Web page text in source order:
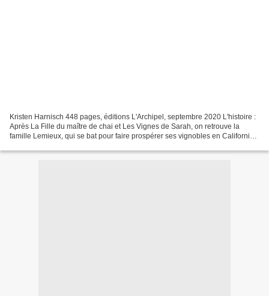
Kristen Harnisch 448 pages, éditions L'Archipel, septembre 2020 L'histoire :
Après La Fille du maître de chai et Les Vignes de Sarah, on retrouve la
famille Lemieux, qui se bat pour faire prospérer ses vignobles en Californie